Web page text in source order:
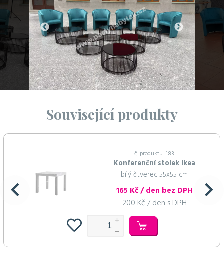
Související produkty
č. produktu: 183
Konferenční stolek Ikea
bílý čtverec 55x55 cm
165 Kč / den bez DPH
200 Kč / den s DPH